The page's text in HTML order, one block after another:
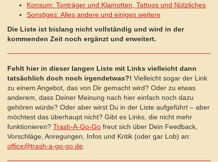
Konsum: Tonträger und Klamotten, Tattoos und Nützliches
Sonstiges: Alles andere und einiges weitere
Die Liste ist bislang nicht vollständig und wird in der
kommenden Zeit noch ergänzt und erweitert.
Fehlt hier in dieser langen Liste mit Links vielleicht dann
tatsächlich doch noch irgendetwas?! Vielleicht sogar der Link
zu einem Angebot, das von Dir gemacht wird? Oder zu etwas
anderem, dass Deiner Meinung nach hier einfach noch dazu
gehören würde? Oder aber wirst Du in der Liste aufgeführt – aber
möchtest das überhaupt nicht? Gibt es Links, die nicht mehr
funktionieren? Trash-A-Go-Go freut sich über Dein Feedback,
Vorschläge, Anregungen, Infos und Kritik (oder gar Lob) an:
office@trash-a-go-go.de